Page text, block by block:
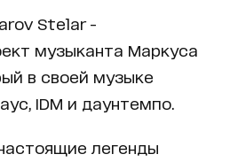
Stelar -
музыканта Маркуса
в своей музыке
IDM и даунтемпо.
легенды